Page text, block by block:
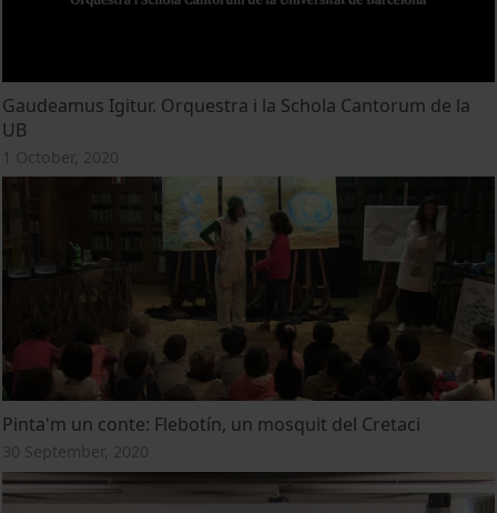
Gaudeamus Igitur. Orquestra i la Schola Cantorum de la
UB
1 October, 2020
Pinta'm un conte: Flebotín, un mosquit del Cretaci
30 September, 2020